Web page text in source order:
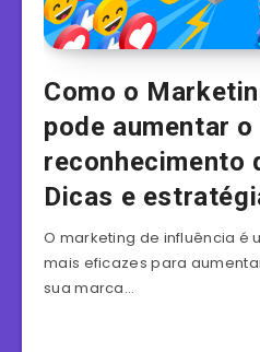
Como o
pode aumentar o
reconhecimento
Dicas e
O marketing de influência é
mais eficazes para
sua marca…